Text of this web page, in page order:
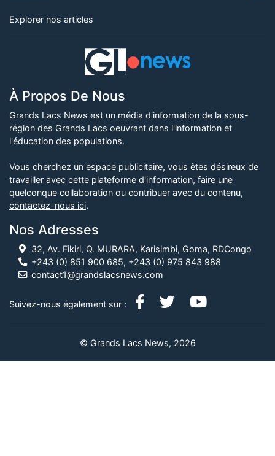
Explorer nos articles
À Propos De Nous
Grands Lacs News est un média d'information de la sous-
région des Grands Lacs oeuvrant dans l'information et
l'éducation des populations.
Vous cherchez un espace publicitaire, vous êtes désireux de
travailler avec cette plateforme d'information, faire une
quelconque collaboration ou contribuer avec du contenu,
contactez-nous ici.
Nos Adresses
32, Av. Fikiri, Q. MURARA, Karisimbi, Goma, RDCongo
+243 (0) 851 900 685, +243 (0) 975 843 988
contact1@grandslacsnews.com
Suivez-nous également sur :
© Grands Lacs News, 2026